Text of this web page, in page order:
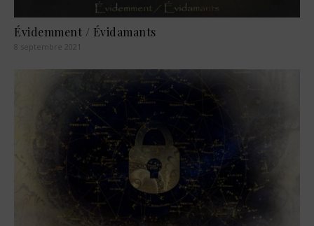
Évidemment / Évidamants
8 septembre 2021